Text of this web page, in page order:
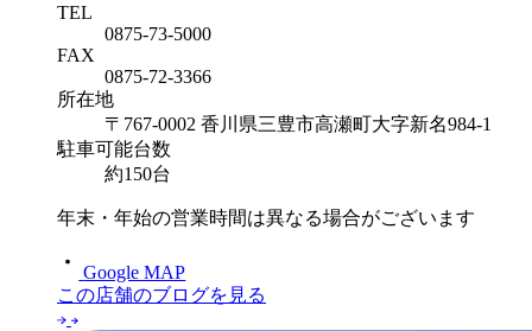
TEL
0875-73-5000
FAX
0875-72-3366
所在地
〒767-0002 香川県三豊市高瀬町大字新名984-1
駐車可能台数
約150台
年末・年始の営業時間は異なる場合がございます
Google MAP
この店舗のブログを見る